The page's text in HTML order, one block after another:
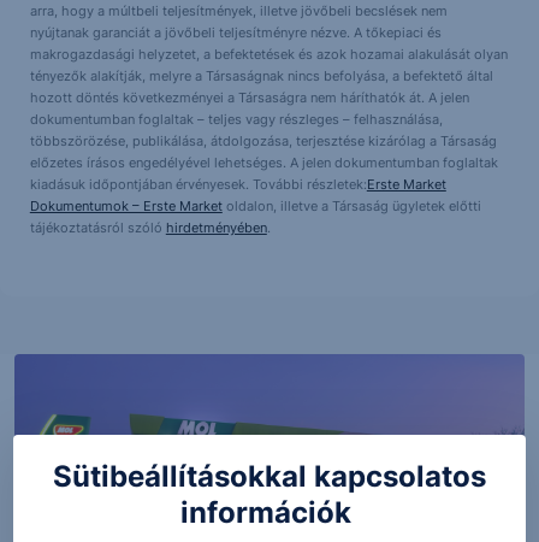
arra, hogy a múltbeli teljesítmények, illetve jövőbeli becslések nem
nyújtanak garanciát a jövőbeli teljesítményre nézve. A tőkepiaci és
makrogazdasági helyzetet, a befektetések és azok hozamai alakulását olyan
tényezők alakítják, melyre a Társaságnak nincs befolyása, a befektető által
hozott döntés következményei a Társaságra nem háríthatók át. A jelen
dokumentumban foglaltak – teljes vagy részleges – felhasználása,
többszörözése, publikálása, átdolgozása, terjesztése kizárólag a Társaság
előzetes írásos engedélyével lehetséges. A jelen dokumentumban foglaltak
kiadásuk időpontjában érvényesek. További részletek:Erste Market
Dokumentumok – Erste Marketoldalon, illetve a Társaság ügyletek előtti
tájékoztatásról szóló hirdetményében.
Sütibeállításokkal kapcsolatos
információk